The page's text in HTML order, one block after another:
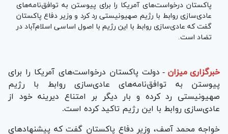
پاکستان درخواست‌های آمریکا را برای پیوستن به توافق‌نامه‌های
عادی‌سازی روابط با رژیم صهیونیستی رد کرد و وزیر دفاع پاکستان
گفت که عادی‌سازی روابط با این رژیم با اصول اساسی اسلام‌آباد در
تضاد است.
خبرگزاری میزان - دولت پاکستان درخواست‌های آمریکا را برای
پیوستن به توافق‌نامه‌های عادی‌سازی روابط با رژیم
صهیونیستی رد کرده و بار دیگر بر امتناع دیرینه خود از
عادی‌سازی روابط با این رژیم تاکید کرده است.
خواجه محمد آصف، وزیر دفاع پاکستان گفت که پیشنهاد‌های